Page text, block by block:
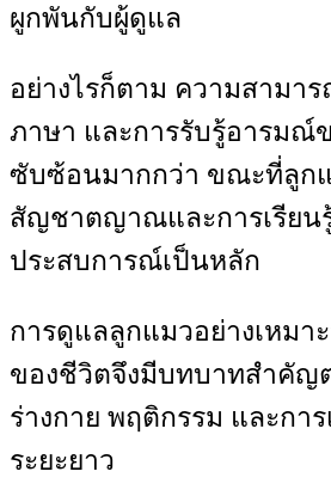
ผูกพันกับผู้ดูแล
อย่างไรก็ตาม ความสามา
ภาษา และการรับรู้อารมณ์
ซับซ้อนมากกว่า ขณะที่ลูก
สัญชาตญาณและการเรียน
ประสบการณ์เป็นหลัก
การดูแลลูกแมวอย่างเหมา
ของชีวิตจึงมีบทบาทสำคัญ
ร่างกาย พฤติกรรม และกา
ระยะยาว